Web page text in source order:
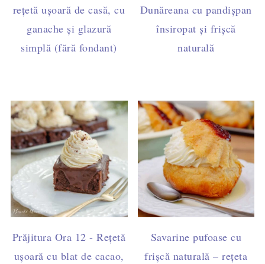
rețetă ușoară de casă, cu
ganache și glazură
simplă (fără fondant)
Dunăreana cu pandișpan
însiropat și frișcă
naturală
Prăjitura Ora 12 - Rețetă
ușoară cu blat de cacao,
Savarine pufoase cu
frișcă naturală – rețeta